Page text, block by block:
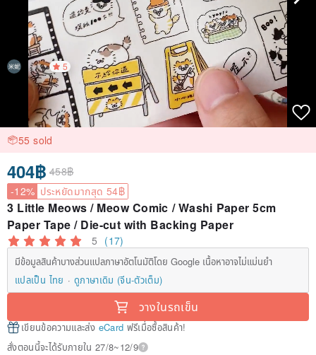
5
55 sold
404฿ 458฿
-12% ประหยัดมากสุด 54฿
3 Little Meows / Meow Comic / Washi Paper 5cm
Paper Tape / Die-cut with Backing Paper
5 (17)
มีข้อมูลสินค้าบางส่วนแปลภาษาอัตโนมัติโดย Google เนื้อหาอาจไม่แม่นยำ
แปลเป็น ไทย
ดูภาษาเดิม (จีน-ตัวเต็ม)
วางในรถเข็น
เขียนข้อความและส่ง eCard ฟรีเมื่อซื้อสินค้า!
สั่งตอนนี้จะได้รับภายใน 27/8~12/9